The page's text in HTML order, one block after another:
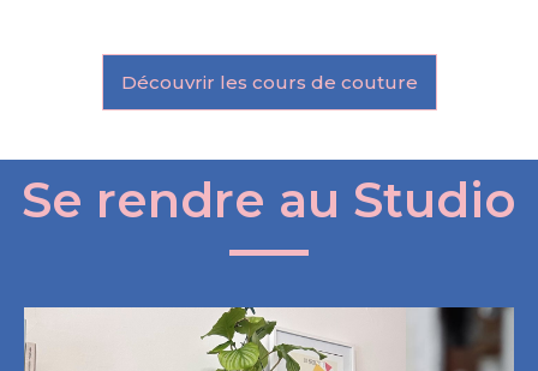
Découvrir les cours de couture
Se rendre au Studio